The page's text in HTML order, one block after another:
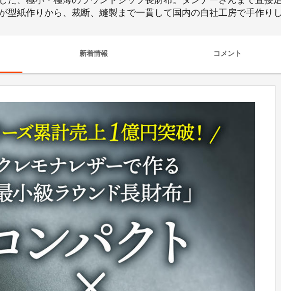
型紙作りから、裁断、縫製まで一貫して国内の自社工房で手作りし
新着情報 コメント